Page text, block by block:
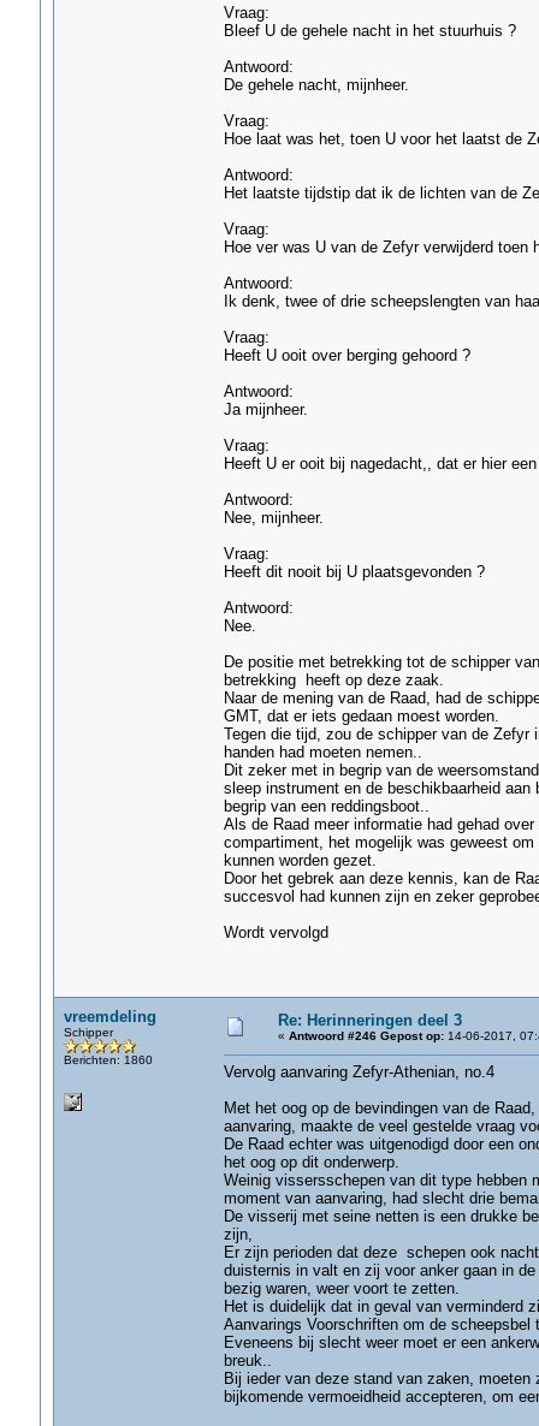
Vraag:
Bleef U de gehele nacht in het stuurhuis ?
Antwoord:
De gehele nacht, mijnheer.
Vraag:
Hoe laat was het, toen U voor het laatst de
Antwoord:
Het laatste tijdstip dat ik de lichten van de
Vraag:
Hoe ver was U van de Zefyr verwijderd toen
Antwoord:
Ik denk, twee of drie scheepslengten van
Vraag:
Heeft U ooit over berging gehoord ?
Antwoord:
Ja mijnheer.
Vraag:
Heeft U er ooit bij nagedacht,, dat er hier
Antwoord:
Nee, mijnheer.
Vraag:
Heeft dit nooit bij U plaatsgevonden ?
Antwoord:
Nee.
De positie met betrekking tot de schipper
betrekking heeft op deze zaak.
Naar de mening van de Raad, had de
GMT, dat er iets gedaan moest worden.
Tegen die tijd, zou de schipper van de
handen had moeten nemen..
Dit zeker met in begrip van de
sleep instrument en de beschikbaarheid
begrip van een reddingsboot..
Als de Raad meer informatie had gehad
compartiment, het mogelijk was geweest
kunnen worden gezet.
Door het gebrek aan deze kennis, kan de
succesvol had kunnen zijn en zeker
Wordt vervolgd
vreemdeling
Schipper
Berichten: 1860
Re: Herinneringen deel 3
« Antwoord #246 Gepost op:14-06-2017,
Vervolg aanvaring Zefyr-Athenian, no.4
Met het oog op de bevindingen van de
aanvaring, maakte de veel gestelde vraag
De Raad echter was uitgenodigd door een
het oog op dit onderwerp.
Weinig vissersschepen van dit type hebben
moment van aanvaring, had slecht drie
De visserij met seine netten is een drukke
zijn,
Er zijn perioden dat deze schepen ook
duisternis in valt en zij voor anker gaan in
bezig waren, weer voort te zetten.
Het is duidelijk dat in geval van verminderd
Aanvarings Voorschriften om de
Eveneens bij slecht weer moet er een
breuk..
Bij ieder van deze stand van zaken,
bijkomende vermoeidheid accepteren, om